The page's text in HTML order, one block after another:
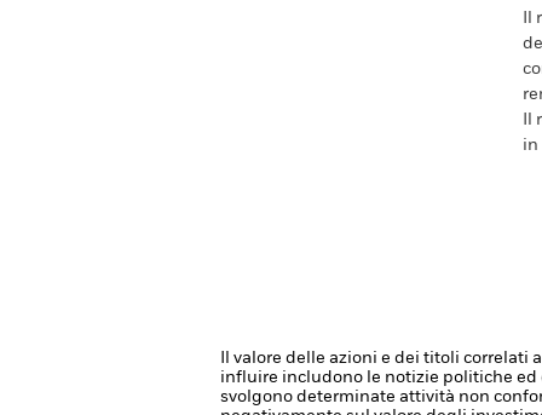
in
Il valore delle azioni e dei titoli
influire includono le notizie politiche
svolgono determinate attività non